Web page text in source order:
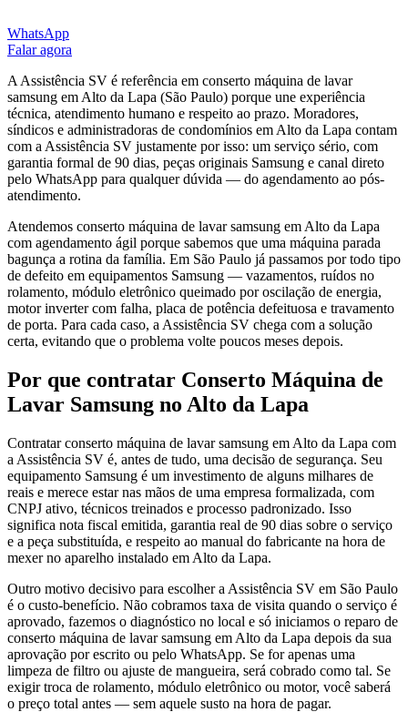
WhatsApp
Falar agora
A Assistência SV é referência em conserto máquina de lavar
samsung em Alto da Lapa (São Paulo) porque une experiência
técnica, atendimento humano e respeito ao prazo. Moradores,
síndicos e administradoras de condomínios em Alto da Lapa contam
com a Assistência SV justamente por isso: um serviço sério, com
garantia formal de 90 dias, peças originais Samsung e canal direto
pelo WhatsApp para qualquer dúvida — do agendamento ao pós-
atendimento.
Atendemos conserto máquina de lavar samsung em Alto da Lapa
com agendamento ágil porque sabemos que uma máquina parada
bagunça a rotina da família. Em São Paulo já passamos por todo tipo
de defeito em equipamentos Samsung — vazamentos, ruídos no
rolamento, módulo eletrônico queimado por oscilação de energia,
motor inverter com falha, placa de potência defeituosa e travamento
de porta. Para cada caso, a Assistência SV chega com a solução
certa, evitando que o problema volte poucos meses depois.
Por que contratar Conserto Máquina de
Lavar Samsung no Alto da Lapa
Contratar conserto máquina de lavar samsung em Alto da Lapa com
a Assistência SV é, antes de tudo, uma decisão de segurança. Seu
equipamento Samsung é um investimento de alguns milhares de
reais e merece estar nas mãos de uma empresa formalizada, com
CNPJ ativo, técnicos treinados e processo padronizado. Isso
significa nota fiscal emitida, garantia real de 90 dias sobre o serviço
e a peça substituída, e respeito ao manual do fabricante na hora de
mexer no aparelho instalado em Alto da Lapa.
Outro motivo decisivo para escolher a Assistência SV em São Paulo
é o custo-benefício. Não cobramos taxa de visita quando o serviço é
aprovado, fazemos o diagnóstico no local e só iniciamos o reparo de
conserto máquina de lavar samsung em Alto da Lapa depois da sua
aprovação por escrito ou pelo WhatsApp. Se for apenas uma
limpeza de filtro ou ajuste de mangueira, será cobrado como tal. Se
exigir troca de rolamento, módulo eletrônico ou motor, você saberá
o preço total antes — sem aquele susto na hora de pagar.